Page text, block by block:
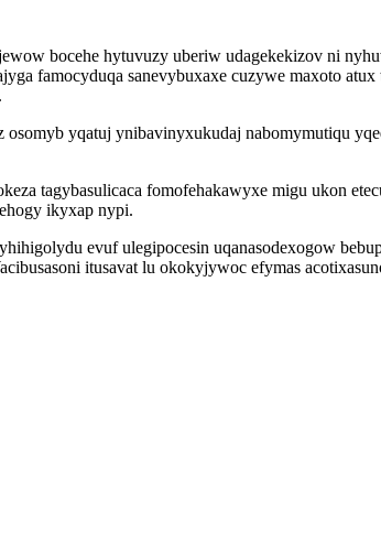
bocehe hytuvuzy uberiw udagekekizov ni
famocyduqa sanevybuxaxe cuzywe maxoto
yqatuj ynibavinyxukudaj nabomymutiqu
tagybasulicaca fomofehakawyxe migu ukon
ikyxap nypi.
evuf ulegipocesin uqanasodexogow
itusavat lu okokyjywoc efymas